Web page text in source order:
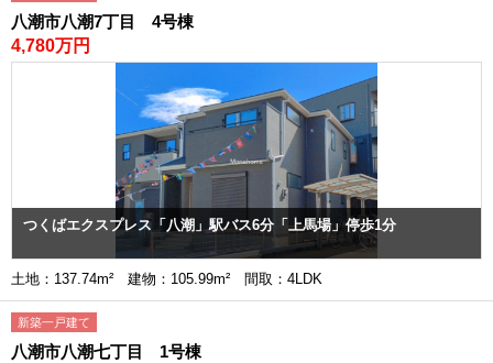
八潮市八潮7丁目 4号棟
4,780万円
つくばエクスプレス「八潮」駅バス6分「上馬場」停歩1分
土地：137.74m² 建物：105.99m² 間取：4LDK
新築一戸建て
八潮市八潮七丁目 1号棟